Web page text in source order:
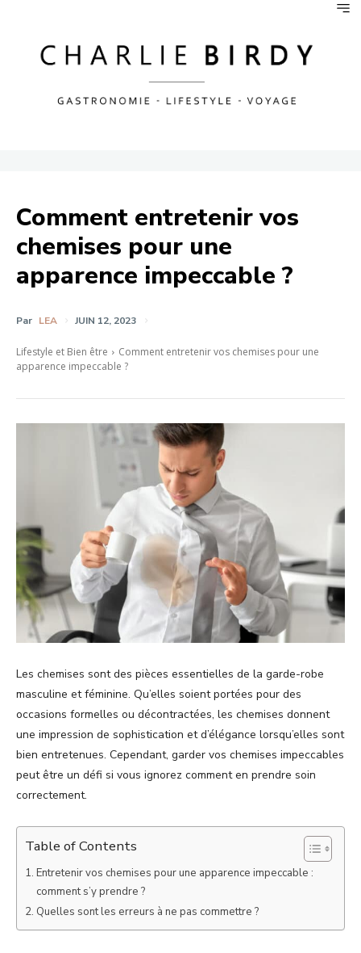
Comment entretenir vos
chemises pour une
apparence impeccable ?
Par LEA JUIN 12, 2023
Lifestyle et Bien être
Comment entretenir vos chemises pour une
apparence impeccable ?
Les chemises sont des pièces essentielles de la garde-robe
masculine et féminine. Qu’elles soient portées pour des
occasions formelles ou décontractées, les chemises donnent
une impression de sophistication et d’élégance lorsqu’elles sont
bien entretenues. Cependant, garder vos chemises impeccables
peut être un défi si vous ignorez comment en prendre soin
correctement.
Table of Contents
Entretenir vos chemises pour une apparence impeccable :
comment s’y prendre ?
Quelles sont les erreurs à ne pas commettre ?